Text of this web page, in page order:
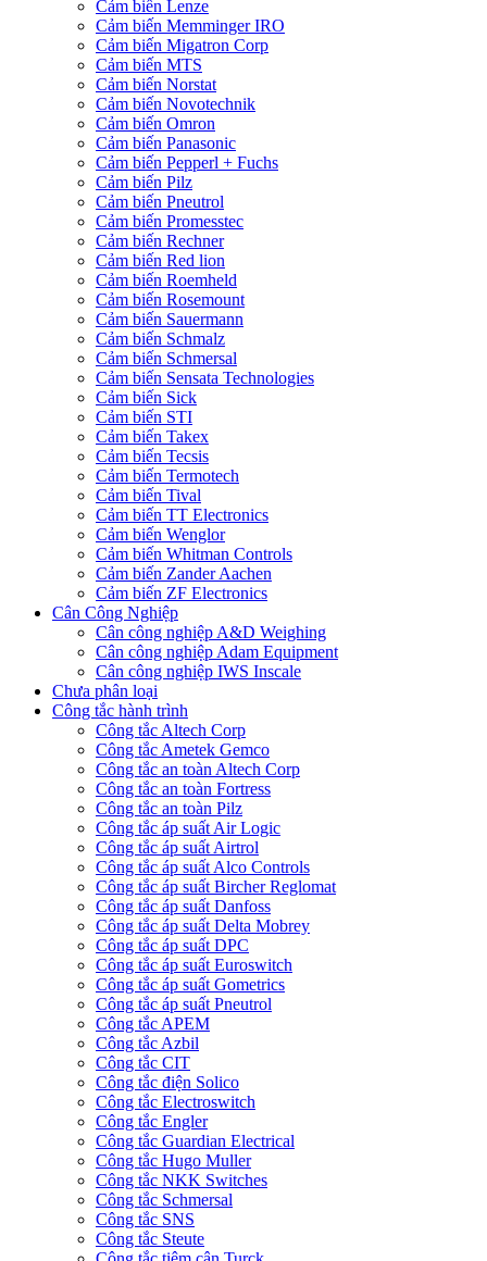
Cảm biến Lenze
Cảm biến Memminger IRO
Cảm biến Migatron Corp
Cảm biến MTS
Cảm biến Norstat
Cảm biến Novotechnik
Cảm biến Omron
Cảm biến Panasonic
Cảm biến Pepperl + Fuchs
Cảm biến Pilz
Cảm biến Pneutrol
Cảm biến Promesstec
Cảm biến Rechner
Cảm biến Red lion
Cảm biến Roemheld
Cảm biến Rosemount
Cảm biến Sauermann
Cảm biến Schmalz
Cảm biến Schmersal
Cảm biến Sensata Technologies
Cảm biến Sick
Cảm biến STI
Cảm biến Takex
Cảm biến Tecsis
Cảm biến Termotech
Cảm biến Tival
Cảm biến TT Electronics
Cảm biến Wenglor
Cảm biến Whitman Controls
Cảm biến Zander Aachen
Cảm biến ZF Electronics
Cân Công Nghiệp
Cân công nghiệp A&D Weighing
Cân công nghiệp Adam Equipment
Cân công nghiệp IWS Inscale
Chưa phân loại
Công tắc hành trình
Công tắc Altech Corp
Công tắc Ametek Gemco
Công tắc an toàn Altech Corp
Công tắc an toàn Fortress
Công tắc an toàn Pilz
Công tắc áp suất Air Logic
Công tắc áp suất Airtrol
Công tắc áp suất Alco Controls
Công tắc áp suất Bircher Reglomat
Công tắc áp suất Danfoss
Công tắc áp suất Delta Mobrey
Công tắc áp suất DPC
Công tắc áp suất Euroswitch
Công tắc áp suất Gometrics
Công tắc áp suất Pneutrol
Công tắc APEM
Công tắc Azbil
Công tắc CIT
Công tắc điện Solico
Công tắc Electroswitch
Công tắc Engler
Công tắc Guardian Electrical
Công tắc Hugo Muller
Công tắc NKK Switches
Công tắc Schmersal
Công tắc SNS
Công tắc Steute